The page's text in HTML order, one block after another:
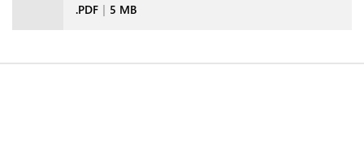
.PDF | 5 MB